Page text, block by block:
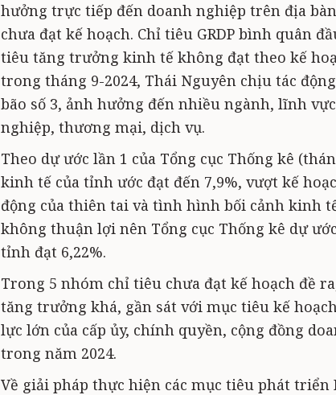
hưởng trực tiếp đến doanh nghiệp trên địa
chưa đạt kế hoạch. Chỉ tiêu GRDP bình quân
tiêu tăng trưởng kinh tế không đạt theo kế
trong tháng 9-2024, Thái Nguyên chịu tác
bão số 3, ảnh hưởng đến nhiều ngành, lĩnh
nghiệp, thương mại, dịch vụ.
Theo dự ước lần 1 của Tổng cục Thống kê
kinh tế của tỉnh ước đạt đến 7,9%, vượt kế
động của thiên tai và tình hình bối cảnh kinh
không thuận lợi nên Tổng cục Thống kê dự
tỉnh đạt 6,22%.
Trong 5 nhóm chỉ tiêu chưa đạt kế hoạch đề
tăng trưởng khá, gần sát với mục tiêu kế
lực lớn của cấp ủy, chính quyền, cộng đồng
trong năm 2024.
Về giải pháp thực hiện các mục tiêu phát triển